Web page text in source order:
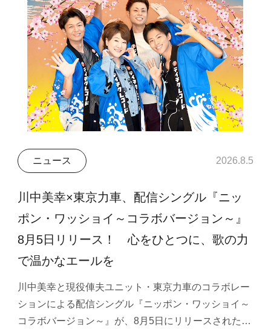
ニュース 2026.8.5
川中美幸×東京力車、配信シングル『ニッ
ポン・ワッショイ～コラボバージョン～』
8月5日リリース！ 心をひとつに、歌の力
で温かなエールを
川中美幸と現役俥夫ユニット・東京力車のコラボレー
ションによる配信シングル『ニッポン・ワッショイ～
コラボバージョン～』が、8月5日にリリースされた…